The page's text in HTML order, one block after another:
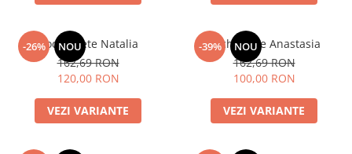
-26% NOU
Rochie fete Natalia
162,69 RON
120,00 RON
VEZI VARIANTE
-39% NOU
Rochie fete Anastasia
162,69 RON
100,00 RON
VEZI VARIANTE